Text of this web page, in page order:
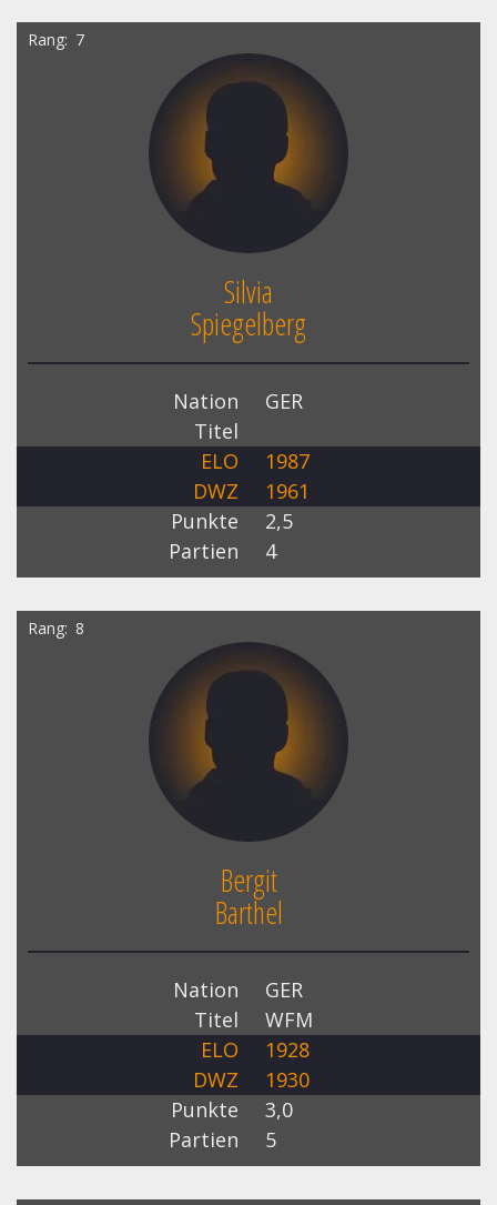
Rang 7
Silvia
Spiegelberg
Nation
GER
Titel
ELO
1987
DWZ
1961
Punkte
2,5
Partien
4
Rang 8
Bergit
Barthel
Nation
GER
Titel
WFM
ELO
1928
DWZ
1930
Punkte
3,0
Partien
5